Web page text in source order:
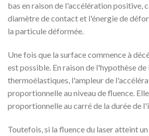
bas en raison de l'accélération positive,
diamètre de contact et l'énergie de
la particule déformée.
Une fois que la surface commence à
est possible. En raison de l'hypothèse
thermoélastiques, l'ampleur de
proportionnelle au niveau de fluence.
proportionnelle au carré de la durée de
Toutefois, si la fluence du laser atteint